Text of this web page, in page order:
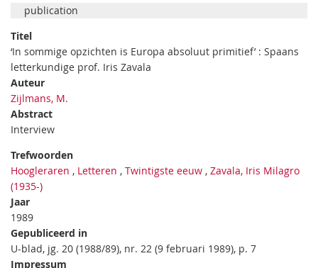
publication
Titel
‘In sommige opzichten is Europa absoluut primitief’ : Spaans
letterkundige prof. Iris Zavala
Auteur
Zijlmans, M.
Abstract
Interview
Trefwoorden
Hoogleraren , Letteren , Twintigste eeuw , Zavala, Iris Milagro
(1935-)
Jaar
1989
Gepubliceerd in
U-blad, jg. 20 (1988/89), nr. 22 (9 februari 1989), p. 7
Impressum